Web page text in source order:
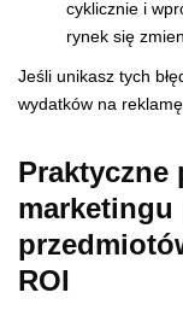
cyklicznie i
rynek się
Jeśli unikasz tych
wydatków na
Praktyczne
ROI